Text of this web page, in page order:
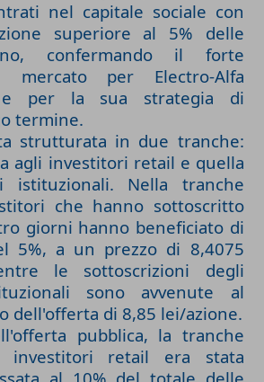
nel capitale sociale con
superiore al 5% delle
confermando il forte
mercato per Electro-Alfa
e per la sua strategia di
termine.
strutturata in due tranche:
agli investitori retail e quella
istituzionali. Nella tranche
che hanno sottoscritto
giorni hanno beneficiato di
5%, a un prezzo di 8,4075
le sottoscrizioni degli
sono avvenute al
dell'offerta di 8,85 lei/azione.
pubblica, la tranche
investitori retail era stata